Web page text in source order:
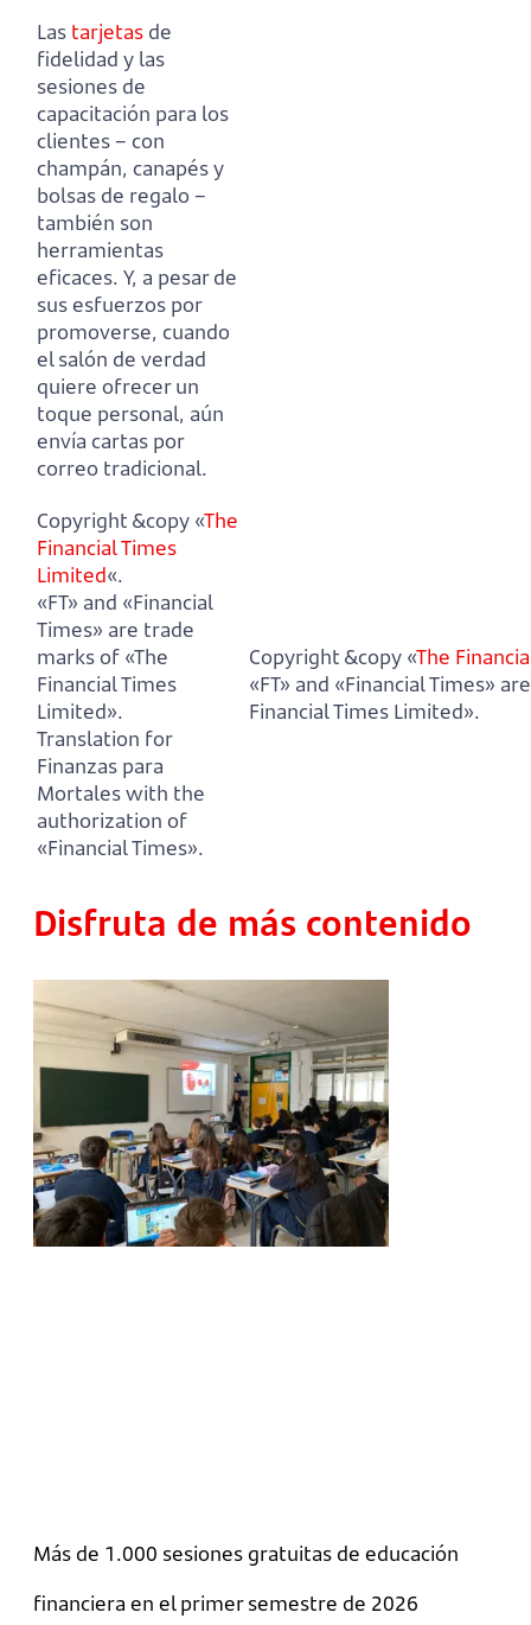
Las tarjetas de
fidelidad y las
sesiones de
capacitación para los
clientes – con
champán, canapés y
bolsas de regalo –
también son
herramientas
eficaces. Y, a pesar de
sus esfuerzos por
promoverse, cuando
el salón de verdad
quiere ofrecer un
toque personal, aún
envía cartas por
correo tradicional.
Copyright &copy «The
Financial Times
Limited«.
«FT» and «Financial
Times» are trade
marks of «The
Financial Times
Limited».
Translation for
Finanzas para
Mortales with the
authorization of
«Financial Times».
Copyright &copy «The
«FT» and «Financial Times»
Financial Times Limited».
Disfruta de más contenido
Más de 1.000 sesiones gratuitas de educación
financiera en el primer semestre de 2026